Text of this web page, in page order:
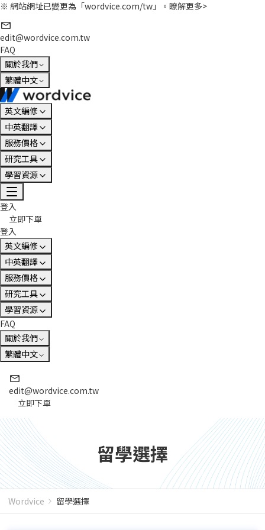
※ 網站網址已變更為「wordvice.com/tw」。 瞭解更多>
edit@wordvice.com.tw
FAQ
關於我們
繁體中文
英文編修
中英翻譯
服務價格
研究工具
學習資源
登入
立即下單
登入
英文編修
中英翻譯
服務價格
研究工具
學習資源
FAQ
關於我們
繁體中文
edit@wordvice.com.tw
立即下單
留學選擇
Wordvice 留學選擇